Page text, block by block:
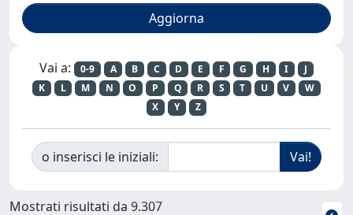
Vai a: 0-9 A B C D E F G H I
J
K
L M N O P Q R S T U V
W
X
Y Z
o inserisci le iniziali:
Mostrati risultati da 9.307